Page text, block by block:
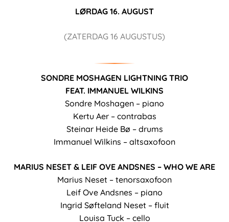
LØRDAG 16. AUGUST
(ZATERDAG 16 AUGUSTUS)
SONDRE MOSHAGEN LIGHTNING TRIO
FEAT. IMMANUEL WILKINS
Sondre Moshagen – piano
Kertu Aer – contrabas
Steinar Heide Bø – drums
Immanuel Wilkins – altsaxofoon
MARIUS NESET & LEIF OVE ANDSNES – WHO WE ARE
Marius Neset – tenorsaxofoon
Leif Ove Andsnes – piano
Ingrid Søfteland Neset – fluit
Louisa Tuck – cello